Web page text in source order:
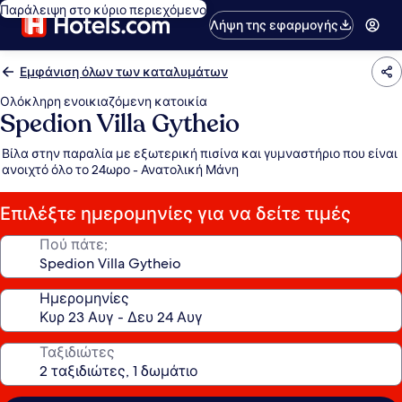
Παράλειψη στο κύριο περιεχόμενο
Λήψη της εφαρμογής
Εμφάνιση όλων των καταλυμάτων
Ολόκληρη ενοικιαζόμενη κατοικία
Spedion Villa Gytheio
Βίλα στην παραλία με εξωτερική πισίνα και γυμναστήριο που είναι
ανοιχτό όλο το 24ωρο - Ανατολική Μάνη
Επιλέξτε ημερομηνίες για να δείτε τιμές
Πού πάτε;
Ημερομηνίες
Ταξιδιώτες